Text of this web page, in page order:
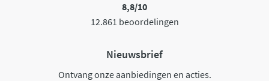
8,8/10
12.861 beoordelingen
Nieuwsbrief
Ontvang onze aanbiedingen en acties.